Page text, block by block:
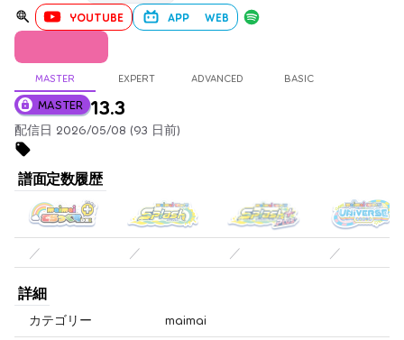
YOUTUBE APP WEB
MASTER EXPERT ADVANCED BASIC
MASTER 13.3
配信日 2026/05/08 (93 日前)
譜面定数履歴
／ ／ ／ ／
詳細
カテゴリー maimai